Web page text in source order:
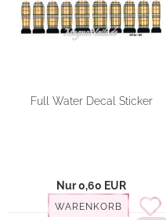
Full Water Decal Sticker
Nur 0,60 EUR
WARENKORB